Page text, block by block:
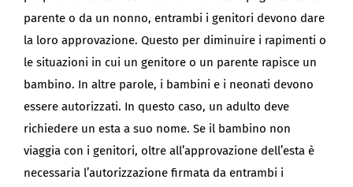
parente o da un nonno, entrambi i genitori devono dare
la loro approvazione. Questo per diminuire i rapimenti o
le situazioni in cui un genitore o un parente rapisce un
bambino. In altre parole, i bambini e i neonati devono
essere autorizzati. In questo caso, un adulto deve
richiedere un esta a suo nome. Se il bambino non
viaggia con i genitori, oltre all’approvazione dell’esta è
necessaria l’autorizzazione firmata da entrambi i